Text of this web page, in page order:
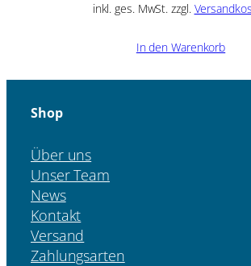
inkl. ges. MwSt. zzgl.
In den Warenkorb
Shop
Über uns
Unser Team
News
Kontakt
Versand
Zahlungsarten